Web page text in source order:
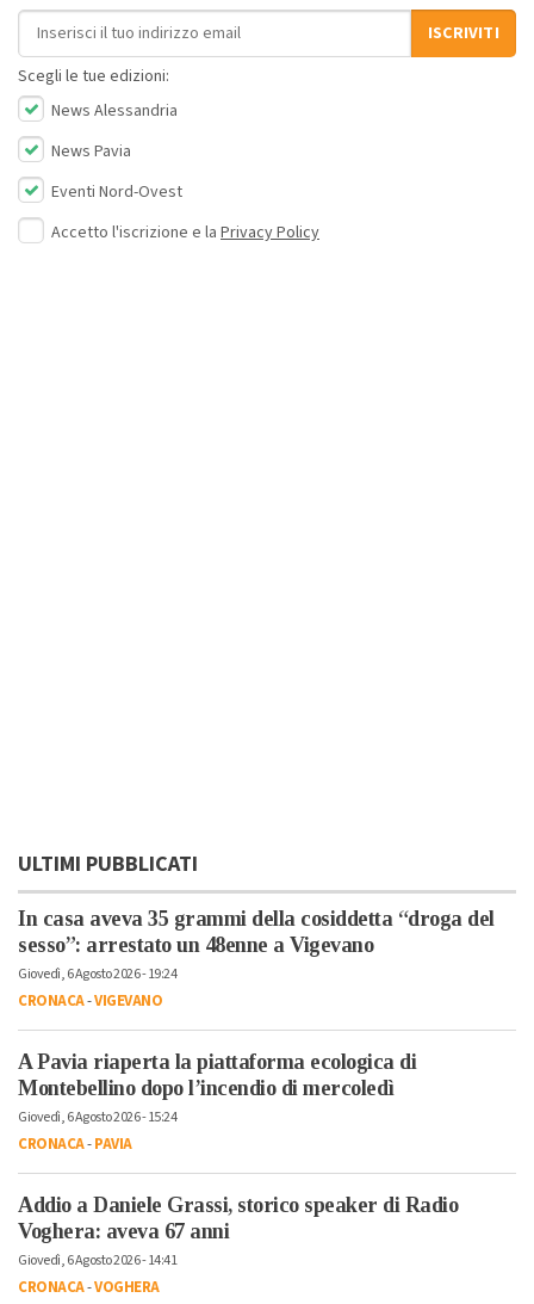
Indirizzo email
ISCRIVITI
Scegli le tue edizioni:
News Alessandria
News Pavia
Eventi Nord-Ovest
Accetto l'iscrizione e la Privacy Policy
ULTIMI PUBBLICATI
In casa aveva 35 grammi della cosiddetta “droga del
sesso”: arrestato un 48enne a Vigevano
Giovedì, 6 Agosto 2026 - 19:24
CRONACA-VIGEVANO
A Pavia riaperta la piattaforma ecologica di
Montebellino dopo l’incendio di mercoledì
Giovedì, 6 Agosto 2026 - 15:24
CRONACA-PAVIA
Addio a Daniele Grassi, storico speaker di Radio
Voghera: aveva 67 anni
Giovedì, 6 Agosto 2026 - 14:41
CRONACA-VOGHERA